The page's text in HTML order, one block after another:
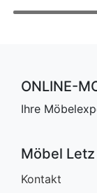
ONLINE-
Ihre
Möbel Letz
Kontakt